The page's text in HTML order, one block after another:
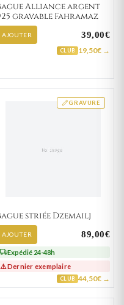
Alliance argent
gravable Fahramaz
AJOUTER 39,00€
CLUB 19,50€ →
GRAVURE
striée Dzemailj
AJOUTER 89,00€
Expédié 24-48h
⚠️ Dernier exemplaire
CLUB 44,50€ →